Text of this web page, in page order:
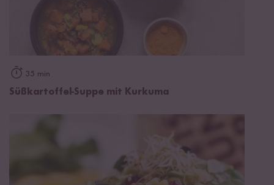
35 min
Süßkartoffel-Suppe mit Kurkuma